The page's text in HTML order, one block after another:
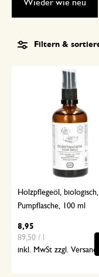
Wieder wie neu
Filtern &
Holzpflegeöl, biologisch,
Pumpflasche, 100 ml
8,95
89,50 / l
inkl. MwSt zzgl.